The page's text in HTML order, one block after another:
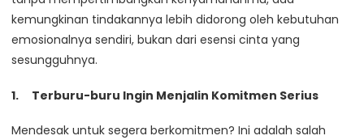
kemungkinan tindakannya lebih didorong oleh kebutuhan
emosionalnya sendiri, bukan dari esensi cinta yang
sesungguhnya.
Terburu-buru Ingin Menjalin Komitmen Serius
Mendesak untuk segera berkomitmen? Ini adalah salah